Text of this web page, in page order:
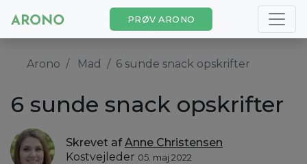
PRØV ARONO
Arono Mad 6 sunde snack opskrifter
6 sunde snack opskrifter
Skrevet afAnne Christensen
Kostvejleder 05. maj 2022